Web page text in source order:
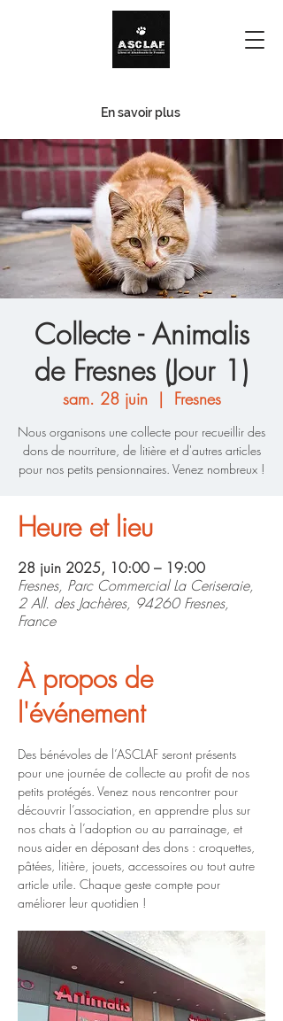
En savoir plus
Collecte - Animalis
de Fresnes (Jour 1)
sam. 28 juin
  |
Fresnes
Nous organisons une collecte pour recueillir des
dons de nourriture, de litière et d'autres articles
pour nos petits pensionnaires. Venez nombreux !
Heure et lieu
28 juin 2025, 10:00 – 19:00
Fresnes, Parc Commercial La Ceriseraie,
2 All. des Jachères, 94260 Fresnes,
France
À propos de
l'événement
Des bénévoles de l’ASCLAF seront présents
pour une journée de collecte au profit de nos
petits protégés. Venez nous rencontrer pour
découvrir l’association, en apprendre plus sur
nos chats à l’adoption ou au parrainage, et
nous aider en déposant des dons : croquettes,
pâtées, litière, jouets, accessoires ou tout autre
article utile. Chaque geste compte pour
améliorer leur quotidien !